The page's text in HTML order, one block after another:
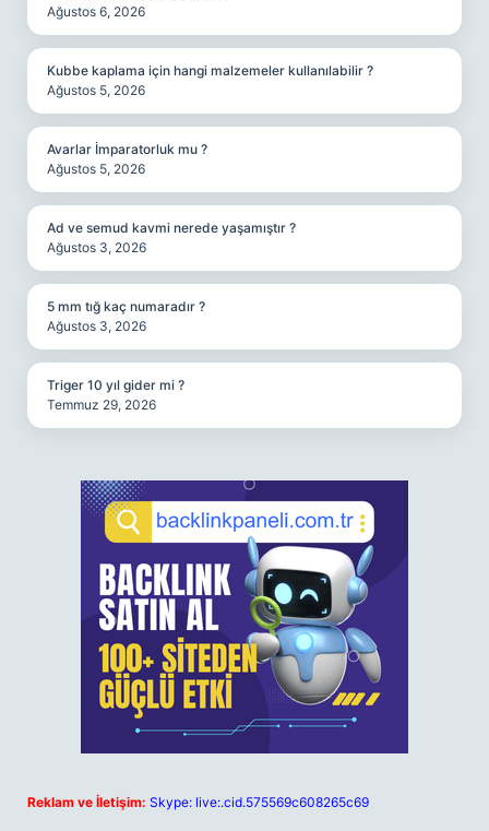
Ağustos 6, 2026
Kubbe kaplama için hangi malzemeler kullanılabilir ?
Ağustos 5, 2026
Avarlar İmparatorluk mu ?
Ağustos 5, 2026
Ad ve semud kavmi nerede yaşamıştır ?
Ağustos 3, 2026
5 mm tığ kaç numaradır ?
Ağustos 3, 2026
Triger 10 yıl gider mi ?
Temmuz 29, 2026
Reklam ve İletişim: Skype: live:.cid.575569c608265c69